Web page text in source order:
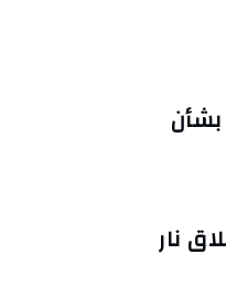
نار